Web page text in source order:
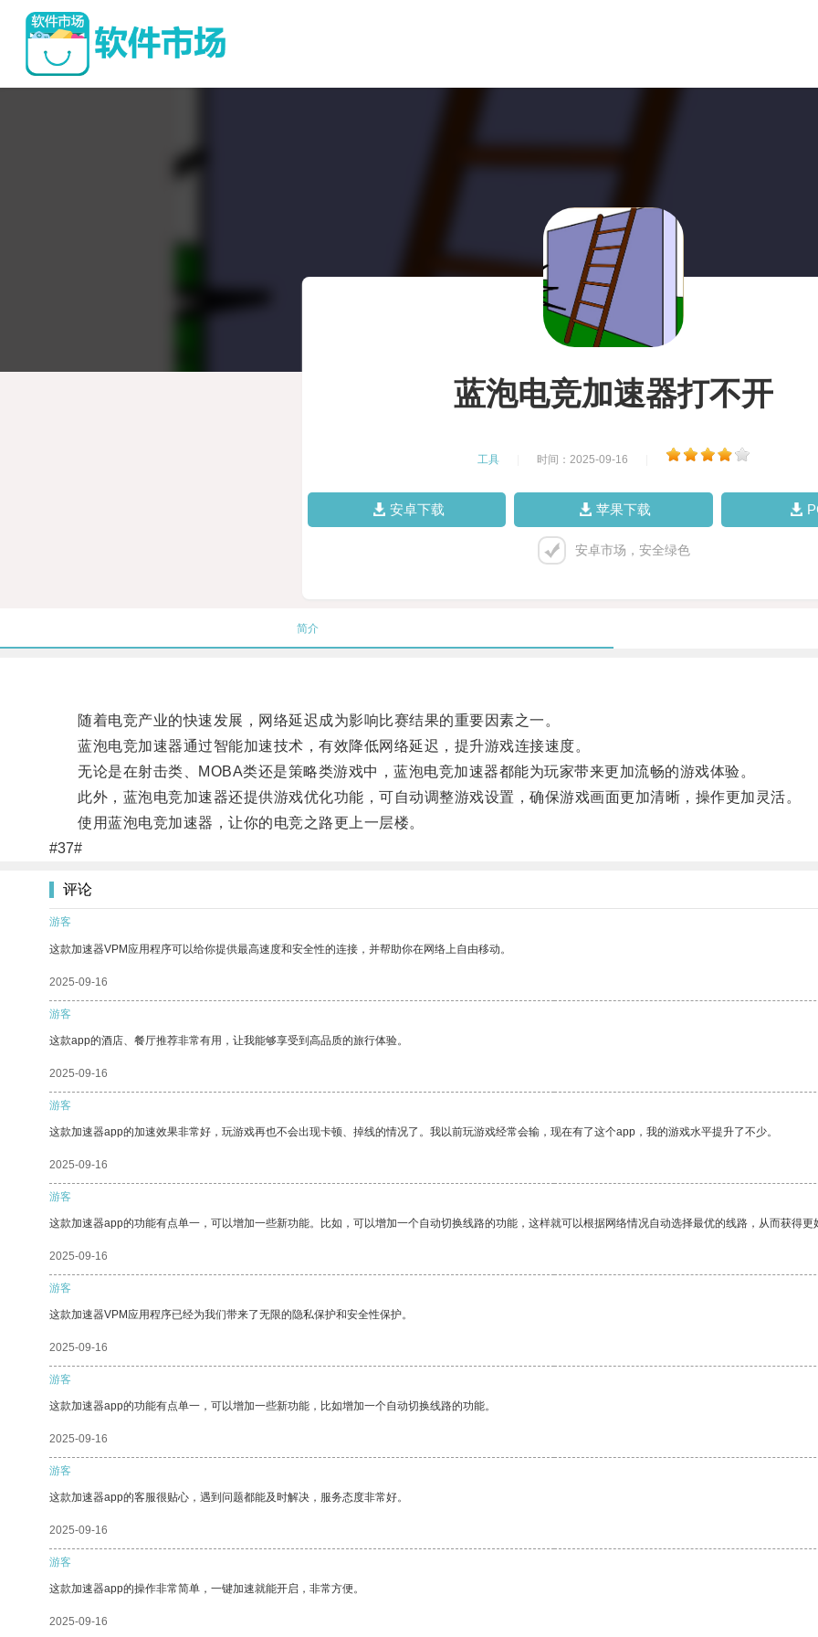
蓝泡电竞加速器打不开
工具 时间：2025-09-16
安卓下载 苹果下载
安卓市场，安全绿色
简介
随着电竞产业的快速发展，网络延迟成为影响比赛结果的重要因素之一。
蓝泡电竞加速器通过智能加速技术，有效降低网络延迟，提升游戏连接速度。
无论是在射击类、MOBA类还是策略类游戏中，蓝泡电竞加速器都能为玩家带来更加流畅的游戏体验。
此外，蓝泡电竞加速器还提供游戏优化功能，可自动调整游戏设置，确保游戏画面更加清晰，操作更加灵活。
使用蓝泡电竞加速器，让你的电竞之路更上一层楼。
#37#
评论
游客
这款加速器VPM应用程序可以给你提供最高速度和安全性的连接，并帮助你在网络上自由移动。
2025-09-16
游客
这款app的酒店、餐厅推荐非常有用，让我能够享受到高品质的旅行体验。
2025-09-16
游客
这款加速器app的加速效果非常好，玩游戏再也不会出现卡顿、掉线的情况了。我以前玩游戏经常会输，现在有了这个app，我的游戏水平提升了不少。
2025-09-16
游客
这款加速器app的功能有点单一，可以增加一些新功能。比如，可以增加一个自动切换线路的功能，这样就可以根据网络情况自动选择最优的线路，从而获得更
2025-09-16
游客
这款加速器VPM应用程序已经为我们带来了无限的隐私保护和安全性保护。
2025-09-16
游客
这款加速器app的功能有点单一，可以增加一些新功能，比如增加一个自动切换线路的功能。
2025-09-16
游客
这款加速器app的客服很贴心，遇到问题都能及时解决，服务态度非常好。
2025-09-16
游客
这款加速器app的操作非常简单，一键加速就能开启，非常方便。
2025-09-16